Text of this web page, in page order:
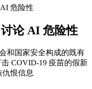
危险性
论 AI 危险性
和国家安全构成的既有
COVID-19 疫苗的假新
恨信息